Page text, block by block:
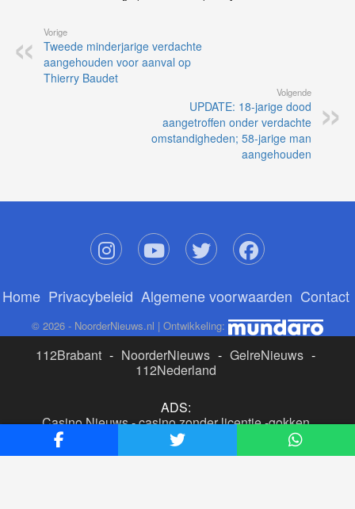
Vorige
Tweede minderjarige verdachte
aangehouden voor aanval op
Thierry Baudet
Volgende
UPDATE: 18-jarige dood
aangetroffen onder verdachte
omstandigheden; 58-jarige man
aangehouden
Home Privacybeleid Algemene voorwaarden Contact
© 2026 - NoorderNieuws.nl | Ontwikkeling:
112Brabant - NoorderNieuws - GelreNieuws -
112Nederland
ADS:
Casino Nieuws-casino zonder licentie-gokken
buitenlandse site
beste online casino nederland